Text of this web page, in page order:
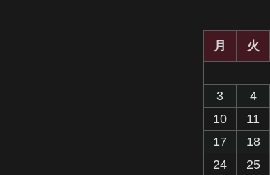
月
火
3
4
10
11
17
18
24
25